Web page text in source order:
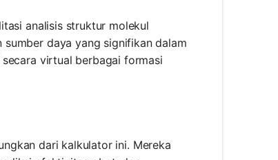
analisis struktur molekul
daya yang signifikan dalam
virtual berbagai formasi
dari kalkulator ini. Mereka